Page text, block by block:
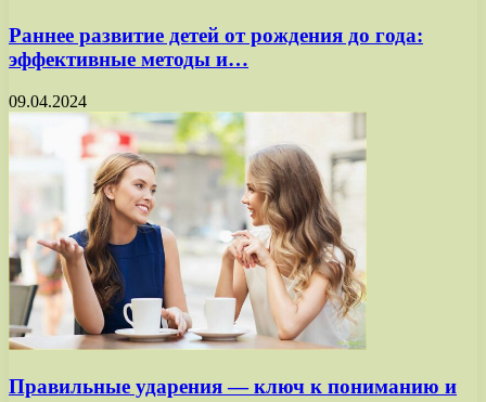
Раннее развитие детей от рождения до года:
эффективные методы и…
09.04.2024
Правильные ударения — ключ к пониманию и